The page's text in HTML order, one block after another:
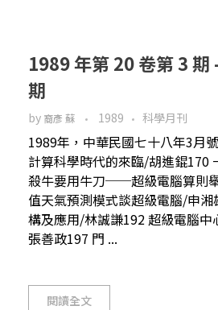
1989 年第 20 卷第 3 期
期
by 裔彥 蘇 1989 科學月刊
1989年，中華民國七十八年3月
計算科學時代的來臨/胡進錕170
殺牛要用牛刀──超級電腦算則
值天氣預測模式談超級電腦/申
構及應用/林誠謙192 超級電腦
張善政197 門 ...
閱讀全文